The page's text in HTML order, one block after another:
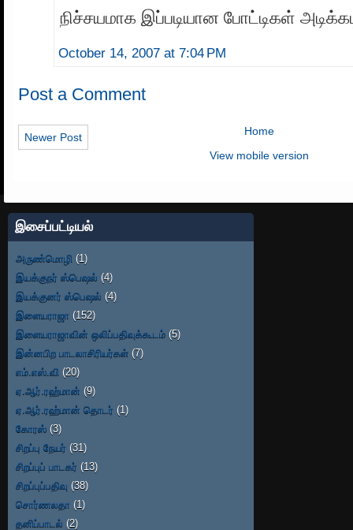
நிச்சயமாக இப்படியான போட்டிகள்
October 14, 2007 at 7:04 PM
Post a Comment
Newer Post
Home
View mobile version
இசைப்பட்டியல்
அருண்மொழி (1)
இயக்குநர் ஸ்பெஷல் (4)
இயக்குனர் ஸ்பெஷல் (4)
இளையராஜா (152)
இளையராஜாவின் ஒலிப்பதிவுக்கூடம் (5)
இன்னபிற பாடலாசிரியர்கள் (7)
எம்.எஸ்.வி (20)
ஏ.ஆர்.ரஹ்மான் (9)
ஏ.ஆர்.ரஹ்மான் தொடர் (1)
கோரஸ் (3)
சிறப்பு நேயர் (31)
சிறப்புப் பாடகர் (13)
சிறப்புப்பதிவு (38)
சொர்ணலதா (1)
தனிப்பாடல் (2)